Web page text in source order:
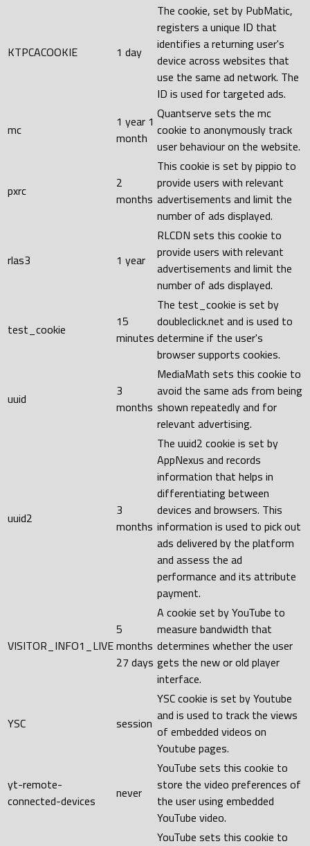
KTPCACOOKIE 1 day
The cookie, set by PubMatic,
registers a unique ID that
identifies a returning user's
device across websites that
use the same ad network. The
ID is used for targeted ads.
mc
1 year 1
month
Quantserve sets the mc
cookie to anonymously track
user behaviour on the website.
pxrc
2
months
This cookie is set by pippio to
provide users with relevant
advertisements and limit the
number of ads displayed.
rlas3 1 year
RLCDN sets this cookie to
provide users with relevant
advertisements and limit the
number of ads displayed.
test_cookie
15
minutes
The test_cookie is set by
doubleclick.net and is used to
determine if the user's
browser supports cookies.
uuid
3
months
MediaMath sets this cookie to
avoid the same ads from being
shown repeatedly and for
relevant advertising.
uuid2
3
months
The uuid2 cookie is set by
AppNexus and records
information that helps in
differentiating between
devices and browsers. This
information is used to pick out
ads delivered by the platform
and assess the ad
performance and its attribute
payment.
VISITOR_INFO1_LIVE
5
months
27 days
A cookie set by YouTube to
measure bandwidth that
determines whether the user
gets the new or old player
interface.
YSC session
YSC cookie is set by Youtube
and is used to track the views
of embedded videos on
Youtube pages.
yt-remote-
connected-devices
never
YouTube sets this cookie to
store the video preferences of
the user using embedded
YouTube video.
YouTube sets this cookie to